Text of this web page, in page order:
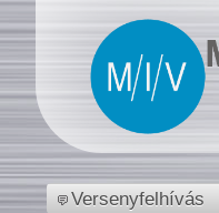
Versenyfelhívás